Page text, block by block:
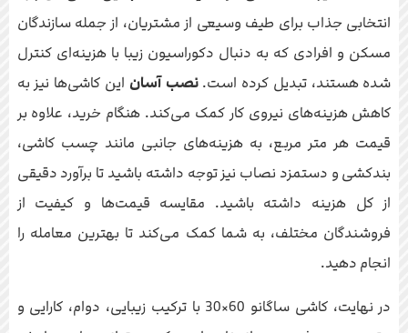
انتخابی جذاب برای طیف وسیعی از مشتریان، از جمله سازندگان
مسکن و افرادی که به دنبال دکوراسیون زیبا با هزینه‌ای کنترل
شده هستند، تبدیل کرده است.نصب آسان این کاشی‌ها نیز به
کاهش هزینه‌های نیروی کار کمک می‌کند. هنگام خرید، علاوه بر
قیمت هر متر مربع، به هزینه‌های جانبی مانند چسب کاشی،
بندکشی و دستمزد نصاب نیز توجه داشته باشید تا برآورد دقیقی
از کل هزینه داشته باشید. مقایسه قیمت‌ها و کیفیت از
فروشندگان مختلف، به شما کمک می‌کند تا بهترین معامله را
انجام دهید.
در نهایت، کاشی ساگانو 60×30 با ترکیب زیبایی، دوام، کارایی و